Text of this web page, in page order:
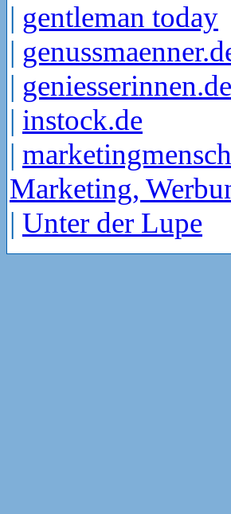
| gentleman today
|
| geniesserinnen.de
| instock.de
|
Marketing,
| Unter der Lupe